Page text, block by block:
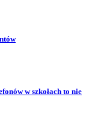
w szkołach to nie